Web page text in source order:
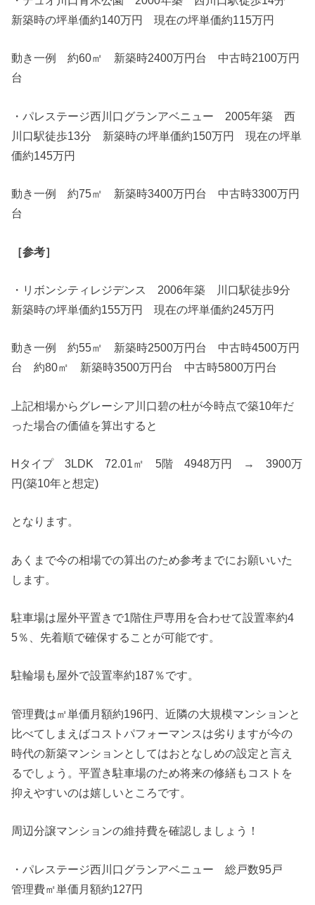
新築時の坪単価約140万円 現在の坪単価約115万円
動き一例 約60㎡ 新築時2400万円台 中古時2100万円
台
・パレステージ西川口グランアベニュー 2005年築 西
川口駅徒歩13分 新築時の坪単価約150万円 現在の坪単
価約145万円
動き一例 約75㎡ 新築時3400万円台 中古時3300万円
台
［参考］
・リボンシティレジデンス 2006年築 川口駅徒歩9分
新築時の坪単価約155万円 現在の坪単価約245万円
動き一例 約55㎡ 新築時2500万円台 中古時4500万円
台 約80㎡ 新築時3500万円台 中古時5800万円台
上記相場からグレーシア川口碧の杜が今時点で築10年だ
った場合の価値を算出すると
Hタイプ 3LDK 72.01㎡ 5階 4948万円 → 3900万
円(築10年と想定)
となります。
あくまで今の相場での算出のため参考までにお願いいた
します。
駐車場は屋外平置きで1階住戸専用を合わせて設置率約4
5％、先着順で確保することが可能です。
駐輪場も屋外で設置率約187％です。
管理費は㎡単価月額約196円、近隣の大規模マンションと
比べてしまえばコストパフォーマンスは劣りますが今の
時代の新築マンションとしてはおとなしめの設定と言え
るでしょう。平置き駐車場のため将来の修繕もコストを
抑えやすいのは嬉しいところです。
周辺分譲マンションの維持費を確認しましょう！
・パレステージ西川口グランアベニュー 総戸数95戸
管理費㎡単価月額約127円